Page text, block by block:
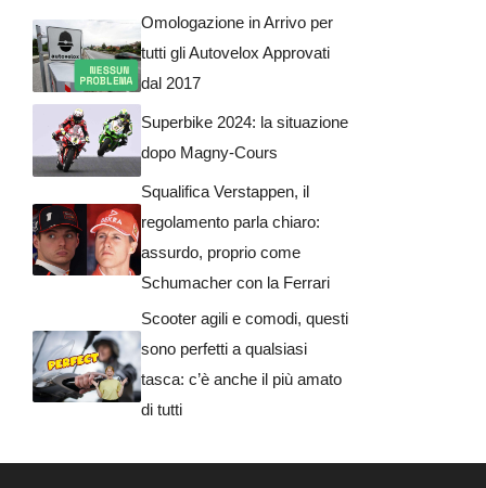
Omologazione in Arrivo per
tutti gli Autovelox Approvati
dal 2017
Superbike 2024: la situazione
dopo Magny-Cours
Squalifica Verstappen, il
regolamento parla chiaro:
assurdo, proprio come
Schumacher con la Ferrari
Scooter agili e comodi, questi
sono perfetti a qualsiasi
tasca: c’è anche il più amato
di tutti